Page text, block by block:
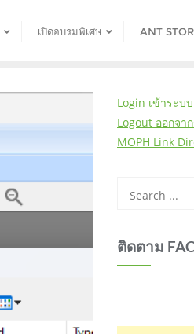
เปิดอบรมพิเศษ ANT
Login เข้าระบบ
Logout ออกจา
MOPH Link
ติดตาม